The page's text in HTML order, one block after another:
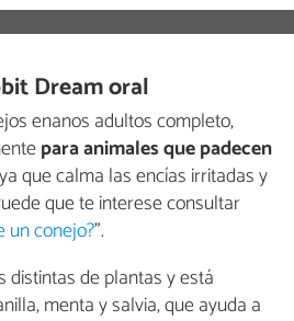
Dream oral
enanos adultos completo,
para animales que padecen
que calma las encías irritadas y
que te interese consultar
un conejo?".
distintas de plantas y está
menta y salvia, que ayuda a